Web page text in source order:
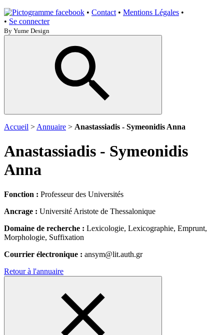
• Contact • Mentions Légales •
• Se connecter
By Yume Design
Accueil > Annuaire > Anastassiadis - Symeonidis Anna
Anastassiadis - Symeonidis
Anna
Fonction : Professeur des Universités
Ancrage : Université Aristote de Thessalonique
Domaine de recherche : Lexicologie, Lexicographie, Emprunt,
Morphologie, Suffixation
Courrier électronique : ansym@lit.auth.gr
Retour à l'annuaire